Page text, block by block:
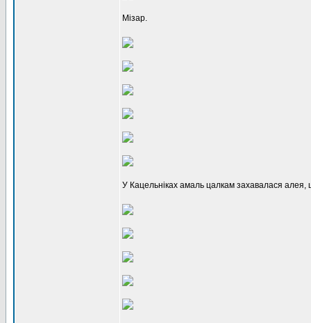
Мізар.
У Кацельніках амаль цалкам захавалася алея,